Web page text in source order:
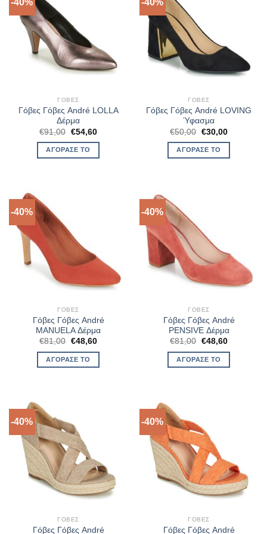
-40%
ΓΌΒΕΣ
Γόβες Γόβες André LOLLA
Δέρμα
€91,00 Original
price
was:
€91,00.
€54,60Η
ΑΓΌΡΑΣΈ ΤΟ
-40%
ΓΌΒΕΣ
Γόβες Γόβες André LOVING
Ύφασμα
€50,00 Original
price
was:
€50,00.
€30,00Η
ΑΓΌΡΑΣΈ ΤΟ
-40%
ΓΌΒΕΣ
Γόβες Γόβες André
MANUELA Δέρμα
€81,00 Original
was:
€81,00.
€48,60Η
ΑΓΌΡΑΣΈ ΤΟ
-40%
ΓΌΒΕΣ
Γόβες Γόβες André
PENSIVE Δέρμα
€81,00 Original
was:
€81,00.
€48,60Η
ΑΓΌΡΑΣΈ ΤΟ
-40%
ΓΌΒΕΣ
Γόβες Γόβες André
-40%
ΓΌΒΕΣ
Γόβες Γόβες André